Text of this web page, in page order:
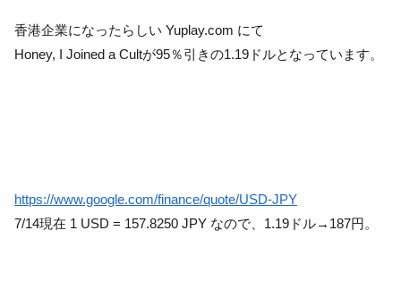
香港企業になったらしい Yuplay.com にて
Honey, I Joined a Cultが95％引きの1.19ドルとなっています。
https://www.google.com/finance/quote/USD-JPY
7/14現在 1 USD = 157.8250 JPY なので、1.19ドル→187円。